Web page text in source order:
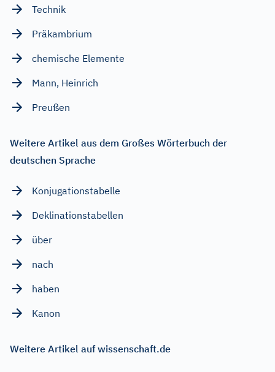
Technik
Präkambrium
chemische Elemente
Mann, Heinrich
Preußen
Weitere Artikel aus dem Großes Wörterbuch der
deutschen Sprache
Konjugationstabelle
Deklinationstabellen
über
nach
haben
Kanon
Weitere Artikel auf wissenschaft.de